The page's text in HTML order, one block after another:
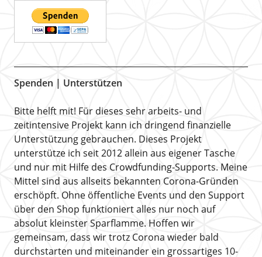
Spenden | Unterstützen
Bitte helft mit! Für dieses sehr arbeits- und
zeitintensive Projekt kann ich dringend finanzielle
Unterstützung gebrauchen. Dieses Projekt
unterstütze ich seit 2012 allein aus eigener Tasche
und nur mit Hilfe des Crowdfunding-Supports. Meine
Mittel sind aus allseits bekannten Corona-Gründen
erschöpft. Ohne öffentliche Events und den Support
über den Shop funktioniert alles nur noch auf
absolut kleinster Sparflamme. Hoffen wir
gemeinsam, dass wir trotz Corona wieder bald
durchstarten und miteinander ein grossartiges 10-